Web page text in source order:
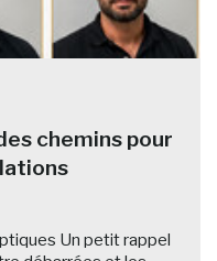
chemins pour
Un petit rappel